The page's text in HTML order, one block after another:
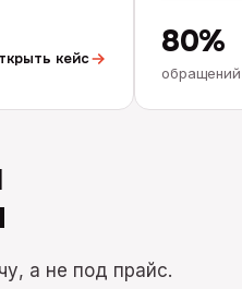
кейс 80%
а не под прайс.